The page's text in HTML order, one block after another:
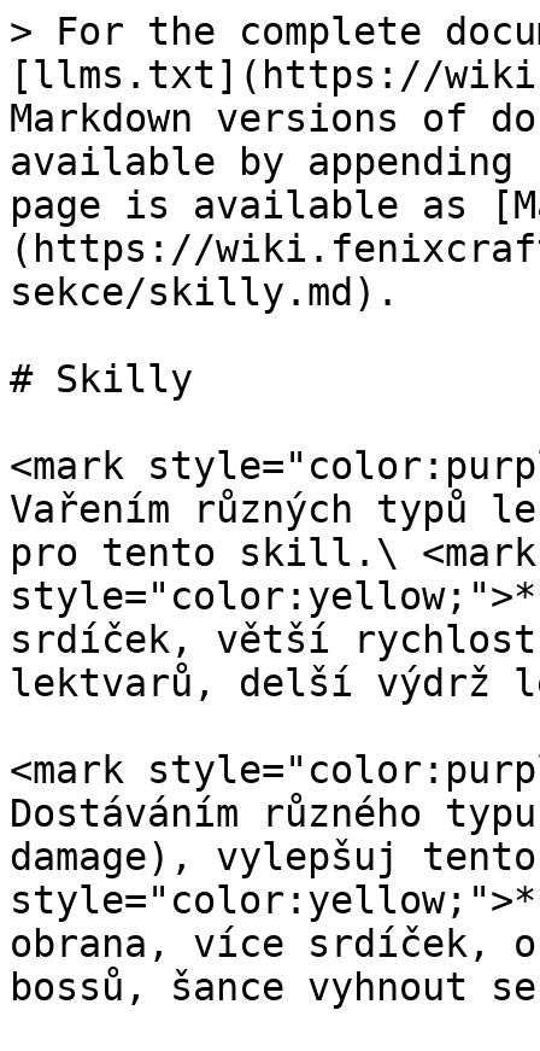
> For the complete
[llms.txt](https://
Markdown versions of
available by
page is available as
(https://
sekce/skilly.md).
# Skilly
<mark
Vařením různých typů
pro tento skill.\ <mark
srdíček, větší
lektvarů, delší výdrž
<mark
Dostáváním různého
damage), vylepšuj
obrana, více srdíček,
bossů, šance vyhnout